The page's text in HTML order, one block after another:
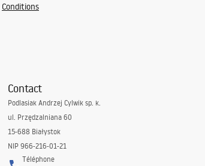
Conditions
Contact
Podlasiak Andrzej Cylwik sp. k.
ul. Przędzalniana 60
15-688 Białystok
NIP 966-216-01-21
Téléphone